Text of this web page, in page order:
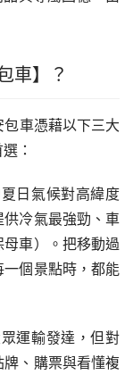
車】？
車憑藉以下三大
：
日氣候對高緯度
供冷氣最強勁、車
車）。把移動過
個景點時，都能
運輸發達，但對
、購票與看懂複